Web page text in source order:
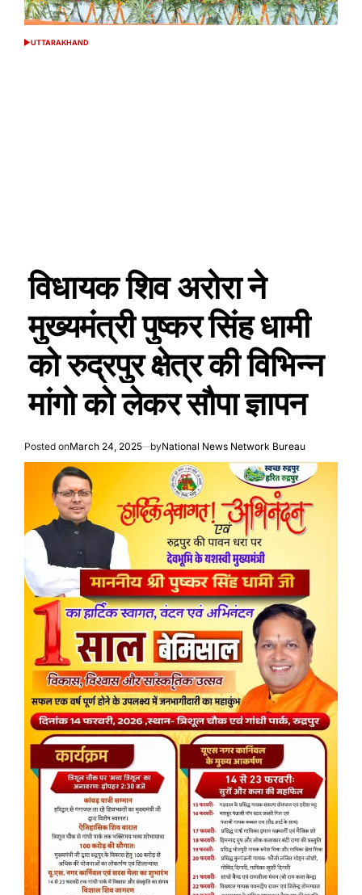
POSTED
UTTARAKHAND
विधायक शिव अरोरा ने
मुख्यमंत्री पुष्कर सिंह धामी
को रुद्रपुर क्षेत्र की विभिन्न
मांगो को लेकर सौपा ज्ञापन
Posted onMarch 24, 2025 byNational News Network Bureau